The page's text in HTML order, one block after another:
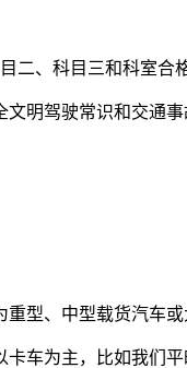
二、科目三和科室合
文明驾驶常识和交通
重型、中型载货汽车
卡车为主，比如我们